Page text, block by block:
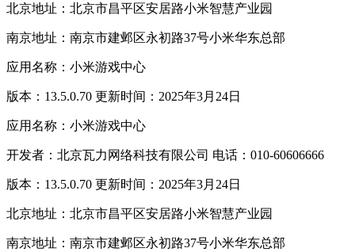
北京地址：北京市昌平区安居路小米智慧产业园
南京地址：南京市建邺区永初路37号小米华东总部
应用名称：小米游戏中心
版本：13.5.0.70 更新时间：2025年3月24日
应用名称：小米游戏中心
开发者：北京瓦力网络科技有限公司 电话：010-60606666
版本：13.5.0.70 更新时间：2025年3月24日
北京地址：北京市昌平区安居路小米智慧产业园
南京地址：南京市建邺区永初路37号小米华东总部